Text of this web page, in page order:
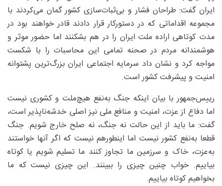
ایران گفت: طراحان فشار و بی‌ثبات‌سازی کشور گمان می‌کردند با
مجموعه اقداماتی که در دستورکار قرار دادند قادر خواهند بود در
مدت کوتاهی اراده ملت ایران را در هم بشکنند اما حضور موثر و
هوشمندانه مردم در صحنه تمامی این محاسبات را با شکست
مواجه کرد و نشان داد سرمایه اجتماعی ایران بزرگ‌ترین پشتوانه
امنیت و پیشرفت کشور است.
رییس‌جمهور با بیان اینکه جنگ به‌نفع هیچ‌ملت و کشوری نیست
اما دفاع از عزت، امنیت و منافع ملی نیز اصلی خدشه‌ناپذیر است،
گفت: ما باید از این حالت نه جنگ، نه صلح خارج شویم. جنگ
قطعا به‌نفع کشور نیست اما اینطورهم نیست که اگر آنها خواستند
به‌عزت، خاک و سرزمین ما تجاوز کنند ما تسلیم شویم یا کوتاه
بیاییم. خواب چنین چیزی را ببینند. این چیزی نیست که ما
بخواهیم کوتاه بیاییم.